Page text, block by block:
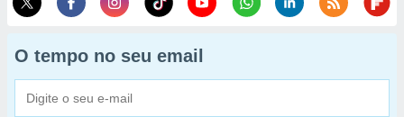
O tempo no seu email